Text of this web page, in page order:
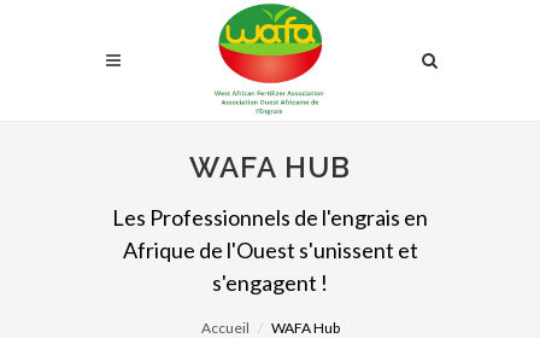
WAFA HUB
Les Professionnels de l'engrais en
Afrique de l'Ouest s'unissent et
s'engagent !
Accueil WAFA Hub